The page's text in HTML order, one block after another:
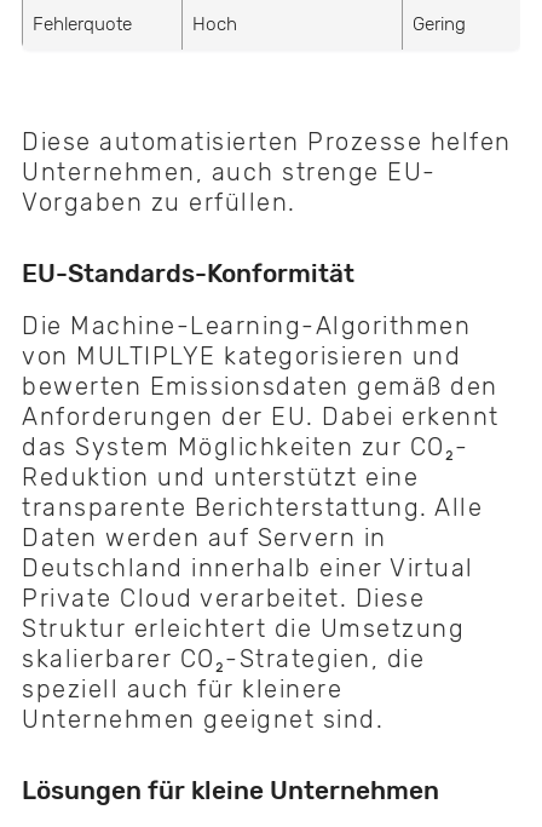
Fehlerquote Hoch Gering
Diese automatisierten Prozesse helfen
Unternehmen, auch strenge EU-
Vorgaben zu erfüllen.
EU-Standards-Konformität
Die Machine-Learning-Algorithmen
von MULTIPLYE kategorisieren und
bewerten Emissionsdaten gemäß den
Anforderungen der EU. Dabei erkennt
das System Möglichkeiten zur CO₂-
Reduktion und unterstützt eine
transparente Berichterstattung. Alle
Daten werden auf Servern in
Deutschland innerhalb einer Virtual
Private Cloud verarbeitet. Diese
Struktur erleichtert die Umsetzung
skalierbarer CO₂-Strategien, die
speziell auch für kleinere
Unternehmen geeignet sind.
Lösungen für kleine Unternehmen